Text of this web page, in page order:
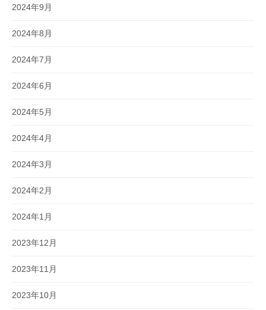
2024年9月
2024年8月
2024年7月
2024年6月
2024年5月
2024年4月
2024年3月
2024年2月
2024年1月
2023年12月
2023年11月
2023年10月